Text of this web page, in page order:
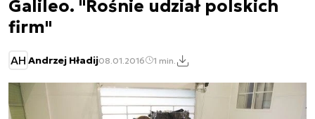
Galileo. "Rośnie udział polskich
firm"
AH Andrzej Hładij08.01.2016 1 min.